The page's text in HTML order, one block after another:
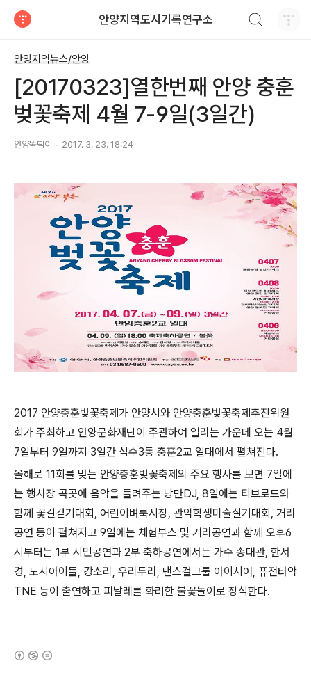
안양지역도시기록연구소
안양지역뉴스/안양
[20170323]열한번째 안양 충훈
벚꽃축제 4월 7-9일(3일간)
안양똑딱이 2017. 3. 23. 18:24
2017 안양충훈벚꽃축제가 안양시와 안양충훈벚꽃축제추진위원
회가 주최하고 안양문화재단이 주관하여 열리는 가운데 오는 4월
7일부터 9일까지 3일간 석수3동 충훈2교 일대에서 펼쳐진다.
올해로 11회를 맞는 안양충훈벚꽃축제의 주요 행사를 보면 7일에
는 행사장 곡곳에 음악을 들려주는 낭만DJ, 8일에는 티브로드와
함께 꽃길걷기대회, 어린이벼룩시장, 관악학생미술실기대회, 거리
공연 등이 펼쳐지고 9일에는 체험부스 및 거리공연과 함께 오후6
시부터는 1부 시민공연과 2부 축하공연에서는 가수 송대관, 한서
경, 도시아이들, 강소리, 우리두리, 댄스걸그룹 아이시어, 퓨전타악
TNE 등이 출연하고 피날레를 화려한 불꽃놀이로 장식한다.